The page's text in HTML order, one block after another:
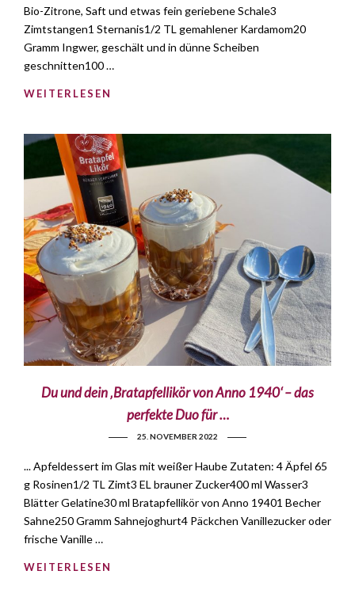
Bio-Zitrone, Saft und etwas fein geriebene Schale3
Zimtstangen1 Sternanis1/2 TL gemahlener Kardamom20
Gramm Ingwer, geschält und in dünne Scheiben
geschnitten100 …
WEITERLESEN
Du und dein ‚Bratapfellikör von Anno 1940‘ – das
perfekte Duo für …
25. NOVEMBER 2022
... Apfeldessert im Glas mit weißer Haube Zutaten: 4 Äpfel 65
g Rosinen1/2 TL Zimt3 EL brauner Zucker400 ml Wasser3
Blätter Gelatine30 ml Bratapfellikör von Anno 19401 Becher
Sahne250 Gramm Sahnejoghurt4 Päckchen Vanillezucker oder
frische Vanille …
WEITERLESEN